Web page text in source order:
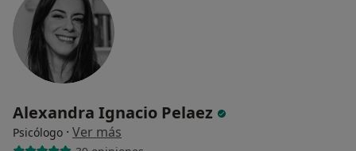
Alexandra Ignacio Pelaez
Psicólogo · Ver más